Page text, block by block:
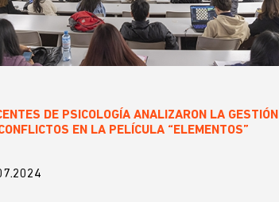
DE PSICOLOGÍA ANALIZARON LA GESTIÓN
EN LA PELÍCULA “ELEMENTOS”